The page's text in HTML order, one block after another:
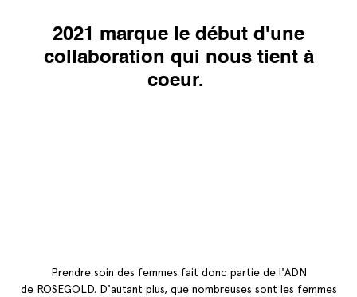
2021 marque le début d'une
collaboration qui nous tient à
coeur.
Prendre soin des femmes fait donc partie de l'ADN
de ROSEGOLD. D'autant plus, que nombreuses sont les femmes